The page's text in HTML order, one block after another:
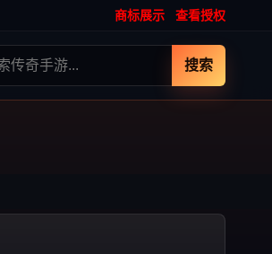
商标展示 查看授权
搜索